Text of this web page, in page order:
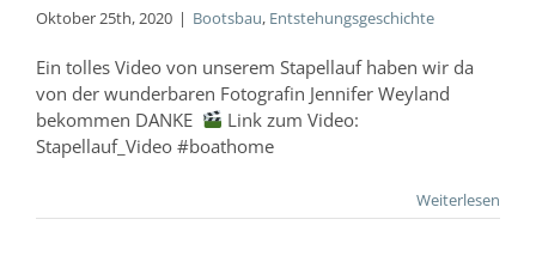
Oktober 25th, 2020 | Bootsbau, Entstehungsgeschichte
Ein tolles Video von unserem Stapellauf haben wir da
von der wunderbaren Fotografin Jennifer Weyland
bekommen DANKE
Link zum Video:
Stapellauf_Video #boathome
Weiterlesen